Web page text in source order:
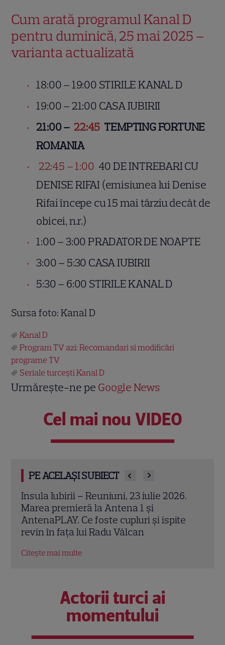
Cum arată programul Kanal D
pentru duminică, 25 mai 2025 –
varianta actualizată
18:00 – 19:00 STIRILE KANAL D
19:00 – 21:00 CASA IUBIRII
21:00 – 22:45 TEMPTING FORTUNE
ROMANIA
22:45 – 1:00 40 DE INTREBARI CU
DENISE RIFAI (emisiunea lui Denise
Rifai începe cu 15 mai târziu decât de
obicei, n.r.)
1:00 – 3:00 PRADATOR DE NOAPTE
3:00 – 5:30 CASA IUBIRII
5:30 – 6:00 STIRILE KANAL D
Sursa foto: Kanal D
Kanal D
Program TV azi: Recomandari si modificări
programe TV
Seriale turcești Kanal D
Urmărește-ne pe Google News
Cel mai nou VIDEO
PE ACELAȘI SUBIECT
Can Yaman revine la TV în România! „El
Turco”, premiera de la Pro TV și disponibil
integral pe VOYO
Citește mai multe
Actorii turci ai
momentului